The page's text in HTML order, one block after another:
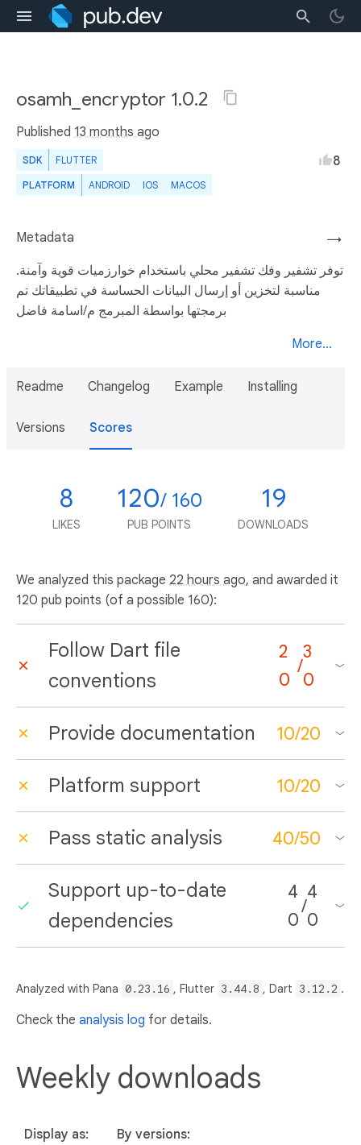
osamh_encryptor 1.0.2
Published 13 months ago
SDK FLUTTER
PLATFORM ANDROID IOS MACOS
8
→
Metadata
توفر تشفير وفك تشفير محلي باستخدام خوارزميات قوية وآمنة.
مناسبة لتخزين أو إرسال البيانات الحساسة في تطبيقاتك تم
برمجتها بواسطة المبرمج م/اسامة فاضل
More...
Readme Changelog Example Installing
Versions Scores
8
LIKES
120/ 160
PUB POINTS
19
DOWNLOADS
We analyzed this package 22 hours ago, and awarded it
120 pub points (of a possible 160):
Follow Dart file
conventions
2
0
/
3
0
Provide documentation 10/20
Platform support 10/20
Pass static analysis 40/50
Support up-to-date
dependencies
4
0
/
4
0
Analyzed with Pana 0.23.16 , Flutter 3.44.8 , Dart 3.12.2 .
Check the analysis log for details.
Weekly downloads
Display as:
By versions: